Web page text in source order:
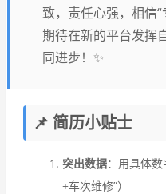
致，责任心强，相信“
期待在新的平台发挥
同进步！✨
📌 简历小贴士
突出数据：用具体
+车次维修”）